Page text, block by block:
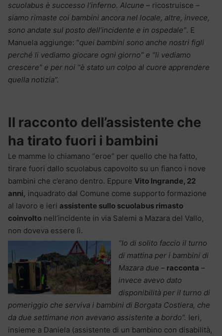
scuolabus è successo l’inferno. Alcune – ricostruisce –
siamo rimaste coi bambini ancora nel locale, altre, invece,
sono andate sul posto dell’incidente e in ospedale”. E
Manuela aggiunge: “quei bambini sono anche nostri figli
perché li vediamo giocare ogni giorno” e “li vediamo
crescere” e per noi “è stato un colpo al cuore apprendere
quella notizia”.
Il racconto dell’assistente che
ha tirato fuori i bambini
Le mamme lo chiamano “eroe” per quello che ha fatto,
tirare fuori dallo scuolabus capovolto su un fianco i nove
bambini che c’erano dentro. Eppure Vito Ingrande, 22
anni, inquadrato dal Comune come supporto formazione
al lavoro e ieri assistente sullo scuolabus rimasto
coinvolto nell’incidente in via Salemi a Mazara del Vallo,
non doveva essere lì.
“Io di solito faccio il turno
di mattina per i bambini di
Mazara due – racconta –
invece avevo dato
disponibilità per il turno di
pomeriggio che serviva i bambini di Borgata Costiera, che
da due settimane non avevano assistente a bordo”. Ieri,
insieme a Daniela (assistente di un bambino con disabilità,